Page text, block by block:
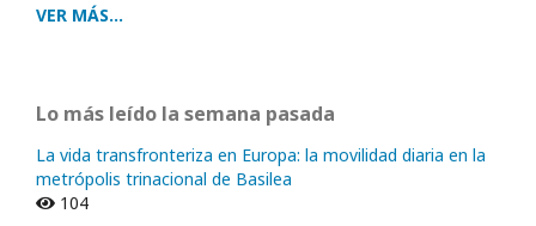
VER MÁS...
Lo más leído la semana pasada
La vida transfronteriza en Europa: la movilidad diaria en la
metrópolis trinacional de Basilea
104